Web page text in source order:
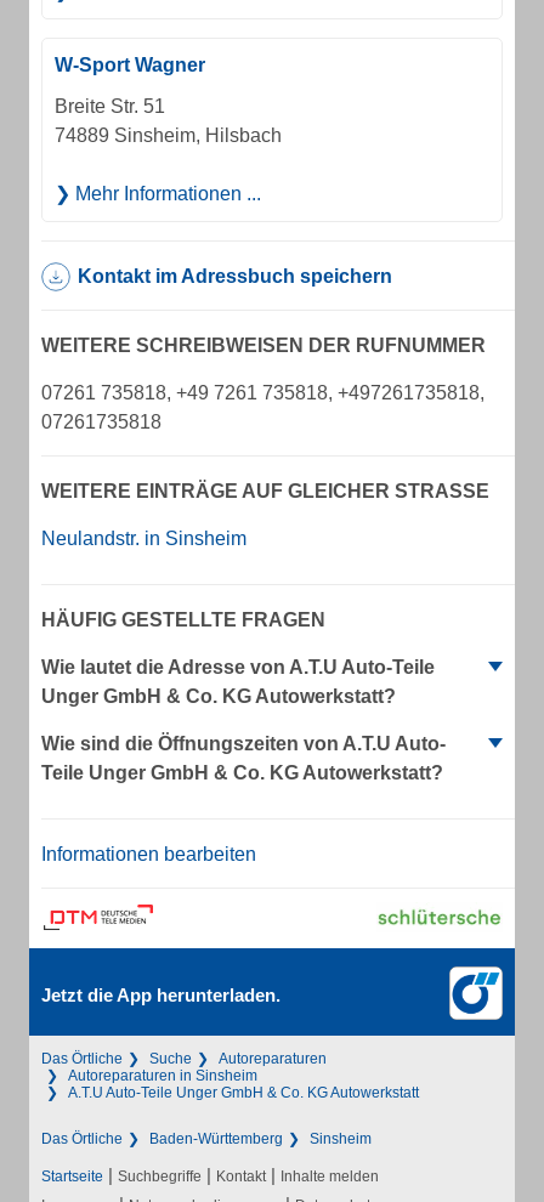
W-Sport Wagner
Breite Str. 51
74889 Sinsheim, Hilsbach
Mehr Informationen ...
Kontakt im Adressbuch speichern
WEITERE SCHREIBWEISEN DER RUFNUMMER
07261 735818, +49 7261 735818, +497261735818,
07261735818
WEITERE EINTRÄGE AUF GLEICHER STRASSE
Neulandstr. in Sinsheim
HÄUFIG GESTELLTE FRAGEN
Wie lautet die Adresse von A.T.U Auto-Teile
Unger GmbH & Co. KG Autowerkstatt?
Wie sind die Öffnungszeiten von A.T.U Auto-
Teile Unger GmbH & Co. KG Autowerkstatt?
Informationen bearbeiten
Jetzt die App herunterladen.
Das Örtliche Suche
Autoreparaturen
Autoreparaturen in Sinsheim
A.T.U Auto-Teile Unger GmbH & Co. KG Autowerkstatt
Das Örtliche Baden-Württemberg Sinsheim
Startseite | Suchbegriffe | Kontakt | Inhalte melden